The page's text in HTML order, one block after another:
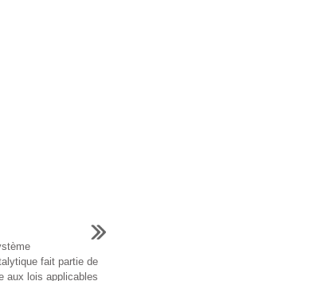
fait partie de
aux lois applicables